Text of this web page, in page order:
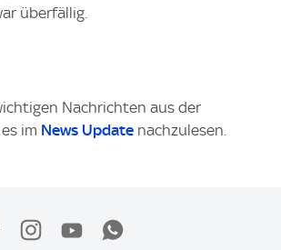
überfällig.
Nachrichten aus der
im News Update nachzulesen.